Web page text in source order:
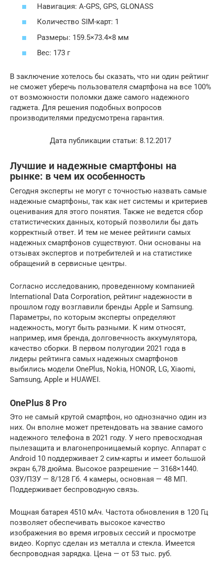
Навигация: A-GPS, GPS, GLONASS
Количество SIM-карт: 1
Размеры: 159.5×73.4×8 мм
Вес: 173 г
В заключение хотелось бы сказать, что ни один рейтинг
не сможет уберечь пользователя смартфона на все 100%
от возможности поломки даже самого надежного
гаджета. Для решения подобных вопросов
производителями предусмотрена гарантия.
Дата публикации статьи: 8.12.2017
Лучшие и надежные смартфоны на
рынке: в чем их особенность
Сегодня эксперты не могут с точностью назвать самые
надежные смартфоны, так как нет системы и критериев
оценивания для этого понятия. Также не ведется сбор
статистических данных, который позволили бы дать
корректный ответ. И тем не менее рейтинги самых
надежных смартфонов существуют. Они основаны на
отзывах экспертов и потребителей и на статистике
обращений в сервисные центры.
Согласно исследованию, проведенному компанией
International Data Corporation, рейтинг надежности в
прошлом году возглавили бренды Apple и Samsung.
Параметры, по которым эксперты определяют
надежность, могут быть разными. К ним относят,
например, имя бренда, долговечность аккумулятора,
качество сборки. В первом полугодии 2021 года в
лидеры рейтинга самых надежных смартфонов
выбились модели OnePlus, Nokia, HONOR, LG, Xiaomi,
Samsung, Apple и HUAWEI.
OnePlus 8 Pro
Это не самый крутой смартфон, но однозначно один из
них. Он вполне может претендовать на звание самого
надежного телефона в 2021 году. У него превосходная
пылезащита и влагонепроницаемый корпус. Аппарат с
Android 10 поддерживает 2 сим-карты и имеет большой
экран 6,78 дюйма. Высокое разрешение — 3168×1440.
ОЗУ/ПЗУ — 8/128 Гб. 4 камеры, основная — 48 МП.
Поддерживает беспроводную связь.
Мощная батарея 4510 мАч. Частота обновления в 120 Гц
позволяет обеспечивать высокое качество
изображения во время игровых сессий и просмотре
видео. Корпус сделан из металла и стекла. Имеется
беспроводная зарядка. Цена — от 53 тыс. руб.